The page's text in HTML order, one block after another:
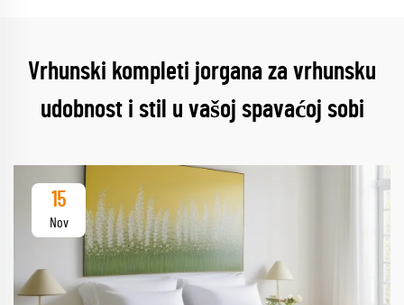
Vrhunski kompleti jorgana za vrhunsku
udobnost i stil u vašoj spavaćoj sobi
15
Nov